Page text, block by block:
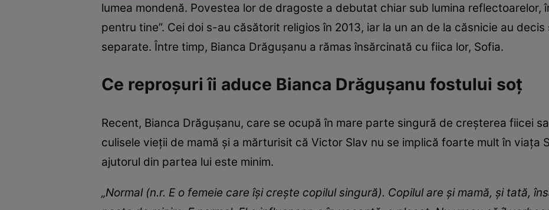
lumea mondenă. Povestea lor de dragoste a debutat chiar sub lumina reflectoarelor,
pentru tine”. Cei doi s-au căsătorit religios în 2013, iar la un an de la căsnicie au
separate. Între timp, Bianca Drăgușanu a rămas însărcinată cu fiica lor, Sofia.
Ce reproșuri îi aduce Bianca Drăgușanu fostului soț
Recent, Bianca Drăgușanu, care se ocupă în mare parte singură de creșterea fiicei
culisele vieții de mamă și a mărturisit că Victor Slav nu se implică foarte mult în viața
ajutorul din partea lui este minim.
„Normal (n.r. E o femeie care își crește copilul singură). Copilul are și mamă, și tată,